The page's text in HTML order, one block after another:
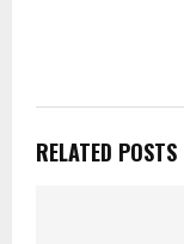
RELATED POSTS